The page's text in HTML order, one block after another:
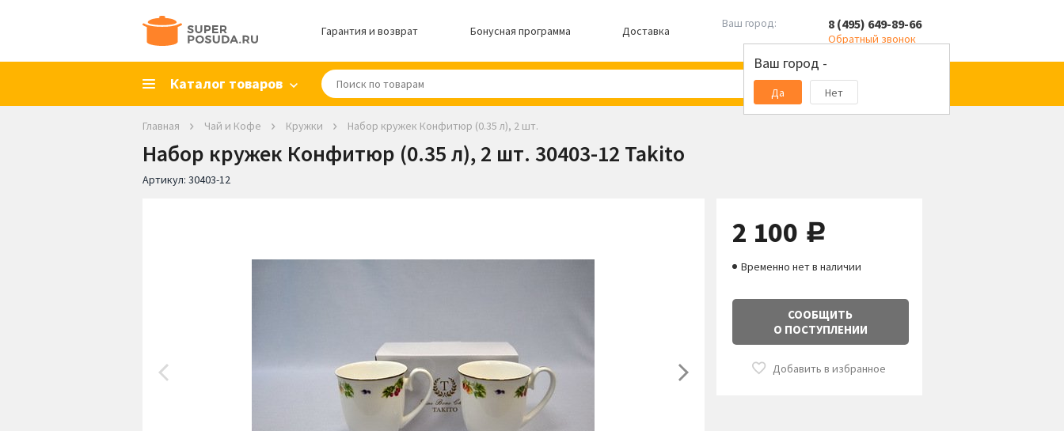
Гарантия и возврат Бонусная программа Доставка
Ваш город:
Ваш город -
Да Нет
8 (495) 649-89-66
Обратный звонок
Каталог товаров
Главная Чай и Кофе Кружки Набор кружек Конфитюр (0.35 л), 2 шт.
Набор кружек Конфитюр (0.35 л), 2 шт. 30403-12 Takito
Артикул: 30403-12
2 100 руб.
Временно нет в наличии
СООБЩИТЬ
О ПОСТУПЛЕНИИ
Добавить в избранное